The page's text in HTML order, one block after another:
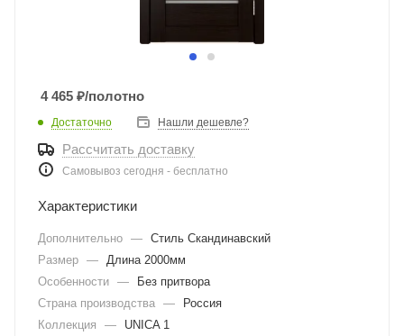
4 465 ₽/полотно
Достаточно Нашли дешевле?
Рассчитать доставку
Самовывоз сегодня - бесплатно
Характеристики
Дополнительно — Стиль Скандинавский
Размер — Длина 2000мм
Особенности —
Без притвора
Страна производства —
Россия
Коллекция
— UNICA 1